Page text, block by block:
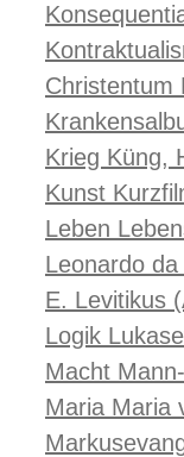
Christentum
Krieg Küng,
Kunst
Leben
Leonardo da
E. Levitikus
Logik
Macht
Maria Maria